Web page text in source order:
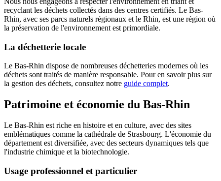
recyclant les déchets collectés dans des centres certifiés. Le Bas-
Rhin, avec ses parcs naturels régionaux et le Rhin, est une région où
la préservation de l'environnement est primordiale.
La déchetterie locale
Le Bas-Rhin dispose de nombreuses déchetteries modernes où les
déchets sont traités de manière responsable. Pour en savoir plus sur
la gestion des déchets, consultez notre guide complet.
Patrimoine et économie du Bas-Rhin
Le Bas-Rhin est riche en histoire et en culture, avec des sites
emblématiques comme la cathédrale de Strasbourg. L'économie du
département est diversifiée, avec des secteurs dynamiques tels que
l'industrie chimique et la biotechnologie.
Usage professionnel et particulier